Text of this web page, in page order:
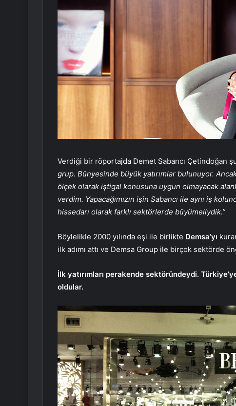
Verdiği bir röportajda Demet Sabancı Çetindoğan
grup. Bünyesinde büyük yatırımlar bulunuyor.
ölçek olarak iştigal konusuna uygun olmayacak
verdim. Yapacağımızın işin Sabancı ile aynı iş
hissedarı olarak farklı sektörlerde büyümeliydik.”
Böylelikle 2000 yılında eşi ile birlikte Demsa’yı
ilk adımı attı ve Demsa Group ile birçok sektörde
İlk yatırımları perakende sektöründeydi.
oldular.